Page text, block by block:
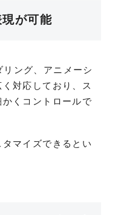
が可能
ング、アニメーシ
対応しており、ス
くコントロールで
マイズできるとい